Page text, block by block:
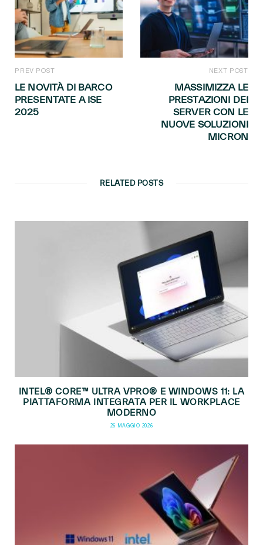
PREV POST
LE NOVITÀ DI BARCO
PRESENTATE A ISE
2025
NEXT POST
MASSIMIZZA LE
PRESTAZIONI DEI
SERVER CON LE
NUOVE SOLUZIONI
MICRON
RELATED POSTS
INTEL® CORE™ ULTRA VPRO® E WINDOWS 11: LA
PIATTAFORMA INTEGRATA PER IL WORKPLACE
MODERNO
26 MAGGIO 2026